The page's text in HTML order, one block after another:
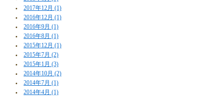
2017年12月 (1)
2016年12月 (1)
2016年9月 (1)
2016年8月 (1)
2015年12月 (1)
2015年7月 (2)
2015年1月 (3)
2014年10月 (2)
2014年7月 (1)
2014年4月 (1)